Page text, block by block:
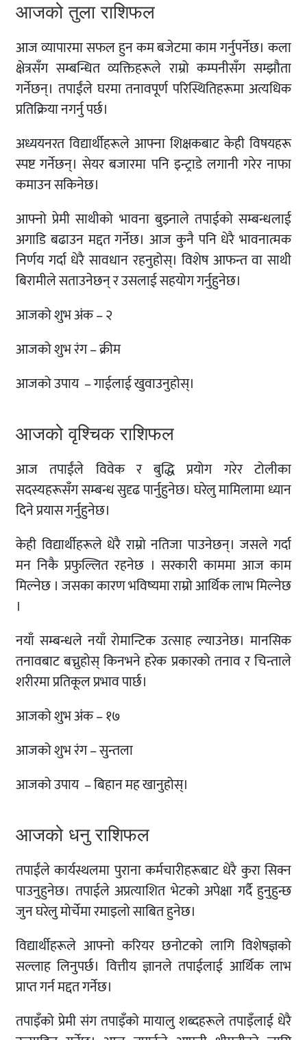
आजको तुला राशिफल
आज व्यापारमा सफल हुन कम बजेटमा काम गर्नुपर्नेछ। कला
क्षेत्रसँग सम्बन्धित व्यक्तिहरूले राम्रो कम्पनीसँग सम्झौता
गर्नेछन्। तपाईंले घरमा तनावपूर्ण परिस्थितिहरूमा अत्यधिक
प्रतिक्रिया नगर्नु पर्छ।
अध्ययनरत विद्यार्थीहरूले आफ्ना शिक्षकबाट केही विषयहरू
स्पष्ट गर्नेछन्। सेयर बजारमा पनि इन्ट्राडे लगानी गरेर नाफा
कमाउन सकिनेछ।
आफ्नो प्रेमी साथीको भावना बुझ्नाले तपाईको सम्बन्धलाई
अगाडि बढाउन मद्दत गर्नेछ। आज कुनै पनि धेरै भावनात्मक
निर्णय गर्दा धेरै सावधान रहनुहोस्। विशेष आफन्त वा साथी
बिरामीले सताउनेछन् र उसलाई सहयोग गर्नुहुनेछ।
आजको शुभ अंक – २
आजको शुभ रंग – क्रीम
आजको उपाय – गाईलाई खुवाउनुहोस्।
आजको वृश्चिक राशिफल
आज तपाईंले विवेक र बुद्धि प्रयोग गरेर टोलीका
सदस्यहरूसँग सम्बन्ध सुदृढ पार्नुहुनेछ। घरेलु मामिलामा ध्यान
दिने प्रयास गर्नुहुनेछ।
केही विद्यार्थीहरूले धेरै राम्रो नतिजा पाउनेछन्। जसले गर्दा
मन निकै प्रफुल्लित रहनेछ । सरकारी काममा आज काम
मिल्नेछ । जसका कारण भविष्यमा राम्रो आर्थिक लाभ मिल्नेछ
।
नयाँ सम्बन्धले नयाँ रोमान्टिक उत्साह ल्याउनेछ। मानसिक
तनावबाट बच्नुहोस् किनभने हरेक प्रकारको तनाव र चिन्ताले
शरीरमा प्रतिकूल प्रभाव पार्छ।
आजको शुभ अंक – १७
आजको शुभ रंग – सुन्तला
आजको उपाय – बिहान मह खानुहोस्।
आजको धनु राशिफल
तपाईंले कार्यस्थलमा पुराना कर्मचारीहरूबाट धेरै कुरा सिक्न
पाउनुहुनेछ। तपाईले अप्रत्याशित भेटको अपेक्षा गर्दै हुनुहुन्छ
जुन घरेलु मोर्चेमा रमाइलो साबित हुनेछ।
विद्यार्थीहरूले आफ्नो करियर छनोटको लागि विशेषज्ञको
सल्लाह लिनुपर्छ। वित्तीय ज्ञानले तपाईलाई आर्थिक लाभ
प्राप्त गर्न मद्दत गर्नेछ।
तपाइँको प्रेमी संग तपाइँको मायालु शब्दहरूले तपाइँलाई धेरै